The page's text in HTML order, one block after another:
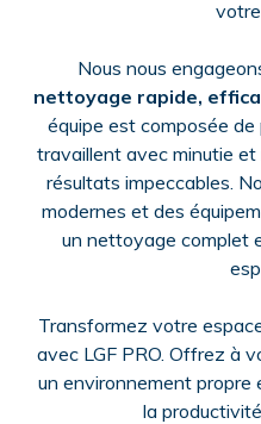
Nous nous
nettoyage rapide,
équipe est composée
travaillent avec minutie et
résultats impeccables.
modernes et des
un nettoyage complet
Transformez votre
avec LGF PRO. Offrez à
un environnement propre
la